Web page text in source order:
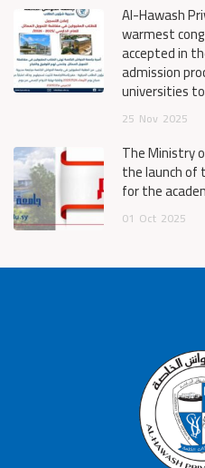
Al-Hawash
warmest
accepted in
admission
universities
25 Nov 2025
The Ministry
the launch of
for the
01 Oct 2025